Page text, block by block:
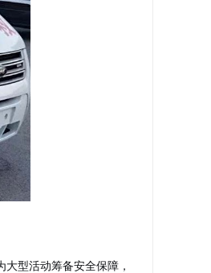
型活动筹备安全保障，